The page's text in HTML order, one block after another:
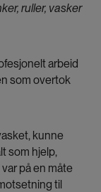
ruller, vasker
arbeid
som overtok
kunne
som hjelp,
på en måte
til